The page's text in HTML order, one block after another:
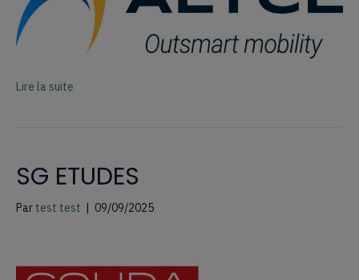
Lire la suite
SG ETUDES
Par test test 09/09/2025